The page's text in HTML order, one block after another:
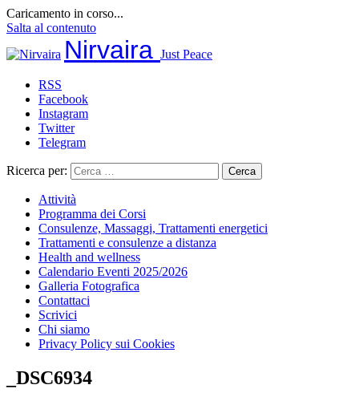
Caricamento in corso...
Salta al contenuto
Nirvaira Just Peace
RSS
Facebook
Instagram
Twitter
Telegram
Ricerca per:
Attività
Programma dei Corsi
Consulenze, Massaggi, Trattamenti energetici
Trattamenti e consulenze a distanza
Health and wellness
Calendario Eventi 2025/2026
Galleria Fotografica
Contattaci
Scrivici
Chi siamo
Privacy Policy sui Cookies
_DSC6934